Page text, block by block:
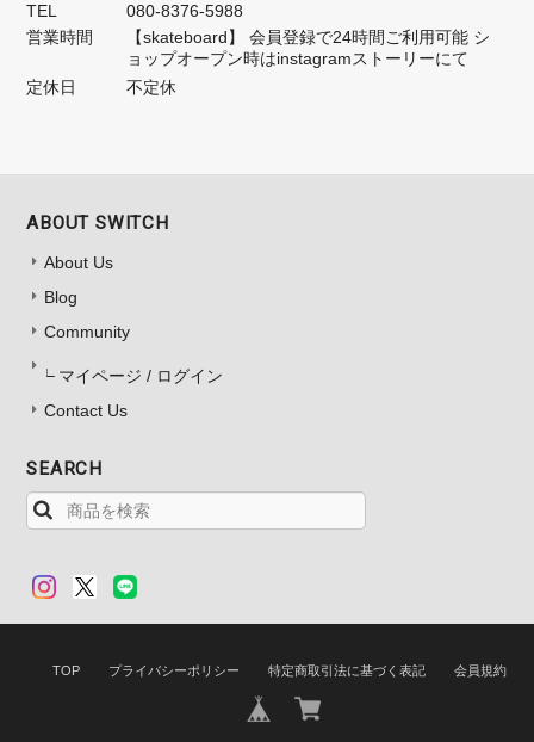
TEL
080-8376-5988
営業時間
【skateboard】 会員登録で24時間ご利用可能 シ
ョップオープン時はinstagramストーリーにて
定休日
不定休
ABOUT SWITCH
About Us
Blog
Community
マイページ / ログイン
Contact Us
SEARCH
TOP プライバシーポリシー 特定商取引法に基づく表記 会員規約